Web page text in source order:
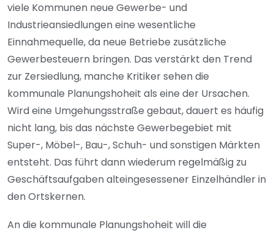
viele Kommunen neue Gewerbe- und
Industrieansiedlungen eine wesentliche
Einnahmequelle, da neue Betriebe zusätzliche
Gewerbesteuern bringen. Das verstärkt den Trend
zur Zersiedlung, manche Kritiker sehen die
kommunale Planungshoheit als eine der Ursachen.
Wird eine Umgehungsstraße gebaut, dauert es häufig
nicht lang, bis das nächste Gewerbegebiet mit
Super-, Möbel-, Bau-, Schuh- und sonstigen Märkten
entsteht. Das führt dann wiederum regelmäßig zu
Geschäftsaufgaben alteingesessener Einzelhändler in
den Ortskernen.
An die kommunale Planungshoheit will die